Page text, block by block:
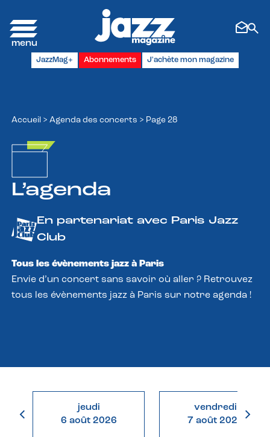
JazzMag+ Abonnements J'achète mon magazine
Accueil > Agenda des concerts > Page 28
L’agenda
En partenariat avec Paris Jazz
Club
Tous les évènements jazz à Paris
Envie d’un concert sans savoir où aller ? Retrouvez
tous les évènements jazz à Paris sur notre agenda !
jeudi
6 août 2026
vendredi
7 août 2026